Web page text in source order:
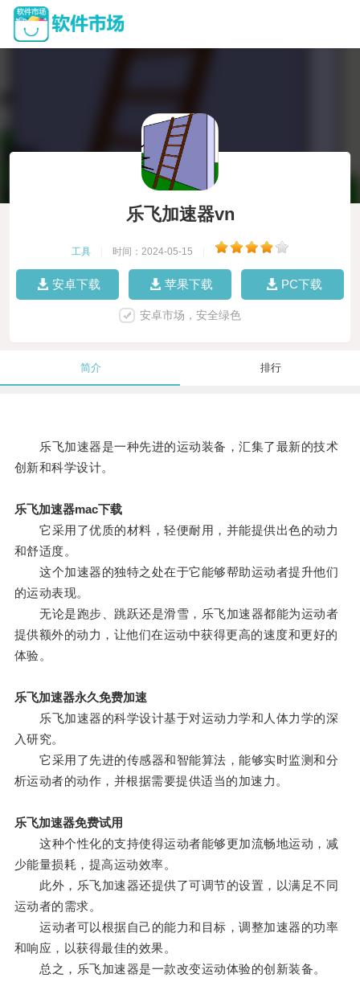
乐飞加速器vn
工具 时间：2024-05-15
安卓下载 苹果下载 PC下载
安卓市场，安全绿色
简介 排行
乐飞加速器是一种先进的运动装备，汇集了最新的技术
创新和科学设计。
乐飞加速器mac下载
它采用了优质的材料，轻便耐用，并能提供出色的动力
和舒适度。
这个加速器的独特之处在于它能够帮助运动者提升他们
的运动表现。
无论是跑步、跳跃还是滑雪，乐飞加速器都能为运动者
提供额外的动力，让他们在运动中获得更高的速度和更好的
体验。
乐飞加速器永久免费加速
乐飞加速器的科学设计基于对运动力学和人体力学的深
入研究。
它采用了先进的传感器和智能算法，能够实时监测和分
析运动者的动作，并根据需要提供适当的加速力。
乐飞加速器免费试用
这种个性化的支持使得运动者能够更加流畅地运动，减
少能量损耗，提高运动效率。
此外，乐飞加速器还提供了可调节的设置，以满足不同
运动者的需求。
运动者可以根据自己的能力和目标，调整加速器的功率
和响应，以获得最佳的效果。
总之，乐飞加速器是一款改变运动体验的创新装备。